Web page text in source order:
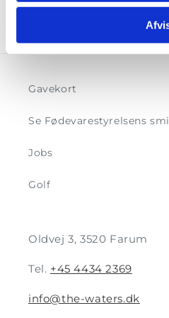
Gavekort
Se Fødevarestyrelsens
Jobs
Golf
Oldvej 3, 3520 Farum
Tel. +45 4434 2369
info@the-waters.dk